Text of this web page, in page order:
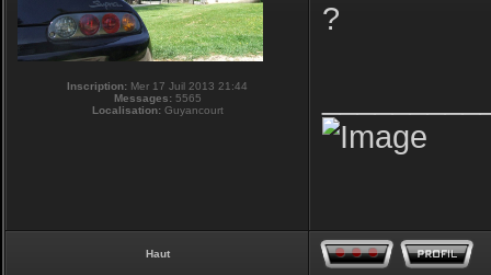
Inscription: Mer 17 Juil 2013 21:44
Messages:5565
Localisation:Guyancourt
?
Haut